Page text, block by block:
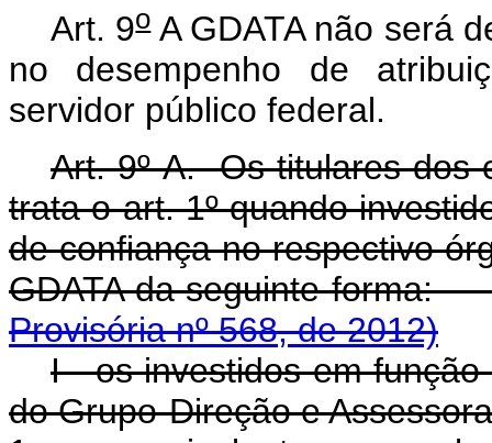
Art. 9oA GDATA não será
no desempenho de
servidor público federal.
Art. 9º-A. Os titulares dos
trata o art. 1º quando
de confiança no respectivo
GDATA da
Provisória nº 568, de 2012)
I - os investidos em
do Grupo-Direção e